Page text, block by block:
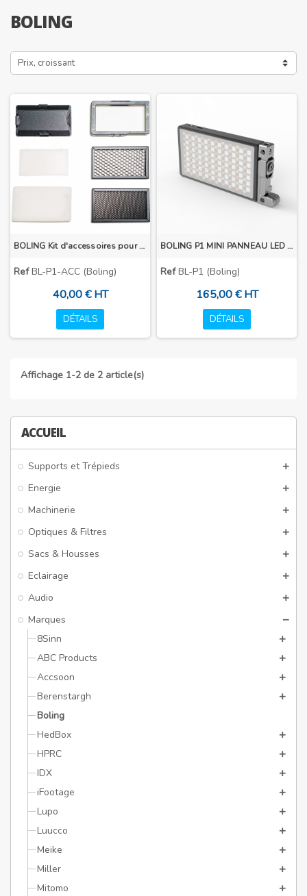
ACCUEIL
Supports et Trépieds
Energie
Machinerie
Optiques & Filtres
Sacs & Housses
Eclairage
Audio
Marques
8Sinn
ABC Products
Accsoon
Berenstargh
Boling
HedBox
HPRC
IDX
iFootage
Lupo
Luucco
Meike
Miller
Mitomo
BOLING
Prix, croissant
BOLING Kit d'accessoires pour minette LED RVB P1
RefBL-P1-ACC (Boling)
40,00 € HT
DÉTAILS
BOLING P1 MINI PANNEAU LED RVB
RefBL-P1 (Boling)
165,00 € HT
DÉTAILS
Affichage 1-2 de 2 article(s)